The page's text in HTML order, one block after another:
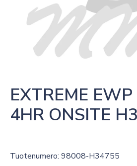
EXTREME
4HR ONSITE
Tuotenumero: 98008-H34755